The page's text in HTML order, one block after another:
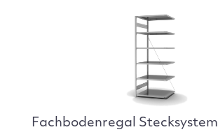
Fachbodenregal Stecksystem